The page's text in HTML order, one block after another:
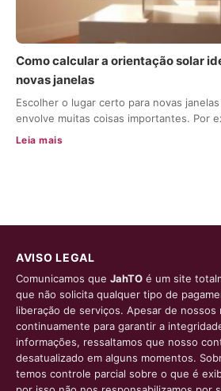
Como calcular a orientação solar
novas janelas
Escolher o lugar certo para novas
envolve muitas coisas importantes. Por
Leia mais
AVISO LEGAL
Comunicamos que JahTO é um site
que não solicita qualquer tipo de
liberação de serviços. Apesar de
continuamente para garantir a
informações, ressaltamos que nosso
desatualizado em alguns momentos.
temos controle parcial sobre o que é